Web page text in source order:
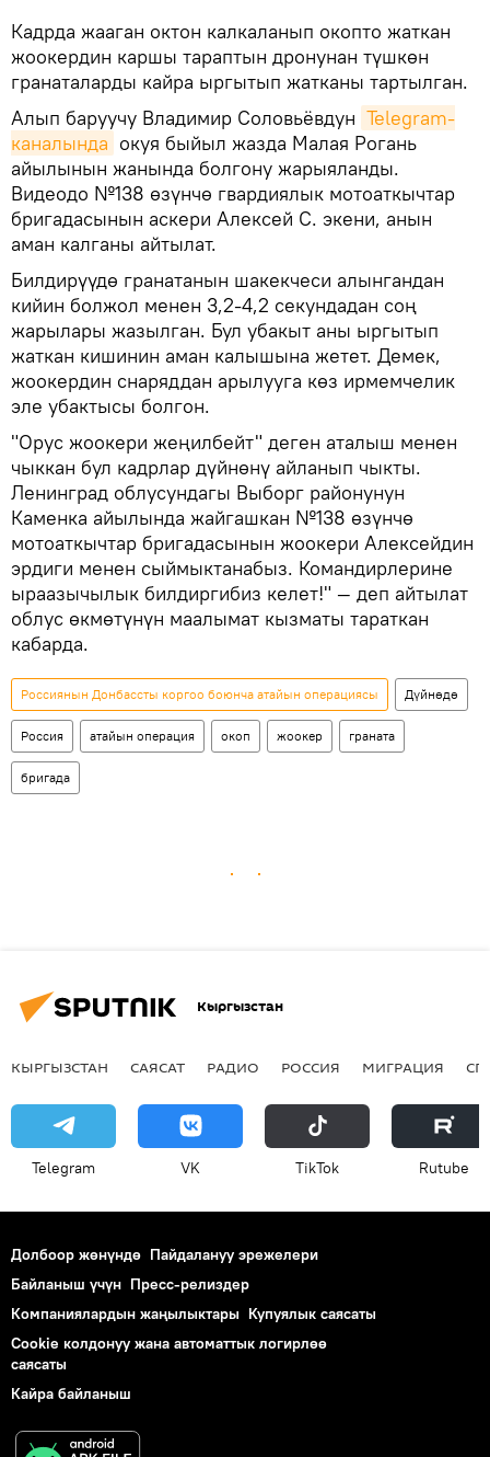
Кадрда жааган октон калкаланып окопто жаткан
жоокердин каршы тараптын дронунан түшкөн
гранаталарды кайра ыргытып жатканы тартылган.
Алып баруучу Владимир Соловьёвдун Telegram-
каналында окуя быйыл жазда Малая Рогань
айылынын жанында болгону жарыяланды.
Видеодо №138 өзүнчө гвардиялык мотоаткычтар
бригадасынын аскери Алексей С. экени, анын
аман калганы айтылат.
Билдирүүдө гранатанын шакекчеси алынгандан
кийин болжол менен 3,2-4,2 секундадан соң
жарылары жазылган. Бул убакыт аны ыргытып
жаткан кишинин аман калышына жетет. Демек,
жоокердин снаряддан арылууга көз ирмемчелик
эле убактысы болгон.
"Орус жоокери жеңилбейт" деген аталыш менен
чыккан бул кадрлар дүйнөнү айланып чыкты.
Ленинград облусундагы Выборг районунун
Каменка айылында жайгашкан №138 өзүнчө
мотоаткычтар бригадасынын жоокери Алексейдин
эрдиги менен сыймыктанабыз. Командирлерине
ыраазычылык билдиргибиз келет!" — деп айтылат
облус өкмөтүнүн маалымат кызматы тараткан
кабарда.
Россиянын Донбассты коргоо боюнча атайын операциясы Дүйнөдө
Россия атайын операция окоп жоокер граната
бригада
Кыргызстан
КЫРГЫЗСТАН САЯСАТ РАДИО РОССИЯ МИГРАЦИЯ
Telegram VK ТikТоk Rutube
Долбоор жөнүндө Пайдалануу эрежелери
Байланыш үчүн Пресс-релиздер
Компаниялардын жаңылыктары Купуялык саясаты
Cookie колдонуу жана автоматтык логирлөө
саясаты
Кайра байланыш